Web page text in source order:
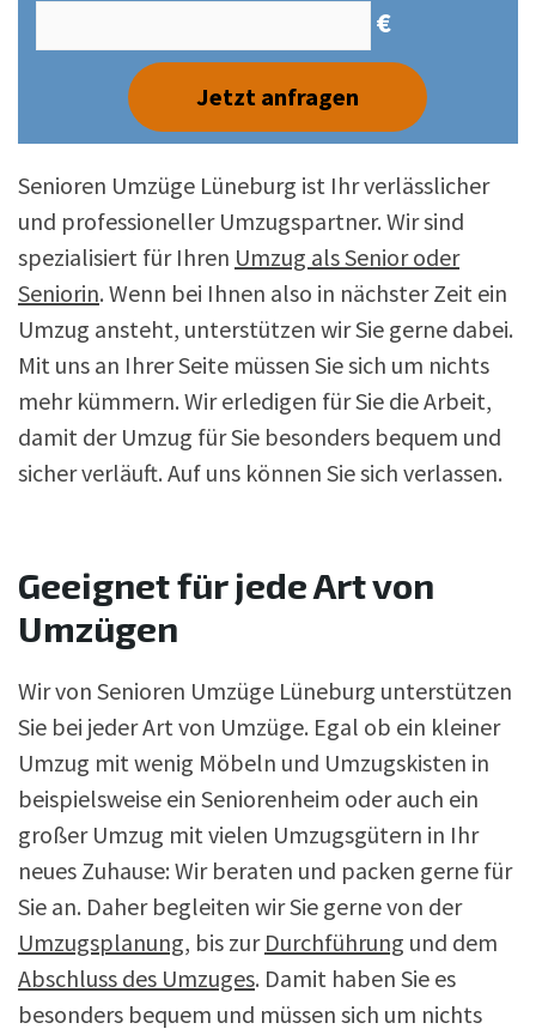
€
Jetzt anfragen
Senioren Umzüge Lüneburg ist Ihr verlässlicher
und professioneller Umzugspartner. Wir sind
spezialisiert für Ihren Umzug als Senior oder
Seniorin. Wenn bei Ihnen also in nächster Zeit ein
Umzug ansteht, unterstützen wir Sie gerne dabei.
Mit uns an Ihrer Seite müssen Sie sich um nichts
mehr kümmern. Wir erledigen für Sie die Arbeit,
damit der Umzug für Sie besonders bequem und
sicher verläuft. Auf uns können Sie sich verlassen.
Geeignet für jede Art von
Umzügen
Wir von Senioren Umzüge Lüneburg unterstützen
Sie bei jeder Art von Umzüge. Egal ob ein kleiner
Umzug mit wenig Möbeln und Umzugskisten in
beispielsweise ein Seniorenheim oder auch ein
großer Umzug mit vielen Umzugsgütern in Ihr
neues Zuhause: Wir beraten und packen gerne für
Sie an. Daher begleiten wir Sie gerne von der
Umzugsplanung, bis zur Durchführung und dem
Abschluss des Umzuges. Damit haben Sie es
besonders bequem und müssen sich um nichts